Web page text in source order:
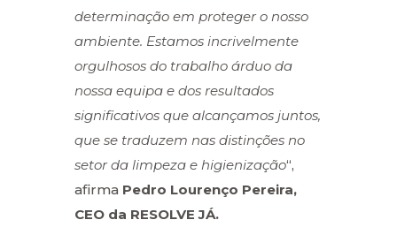
determinação em proteger o nosso
ambiente. Estamos incrivelmente
orgulhosos do trabalho árduo da
nossa equipa e dos resultados
significativos que alcançamos juntos,
que se traduzem nas distinções no
setor da limpeza e higienização“,
afirma Pedro Lourenço Pereira,
CEO da RESOLVE JÁ.